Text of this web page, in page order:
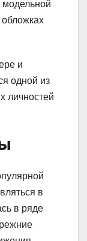
модельной
обложках
и
одной из
личностей
в
в ряде